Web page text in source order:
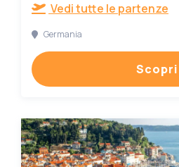
Vedi tutte le partenze
Germania
Scopri